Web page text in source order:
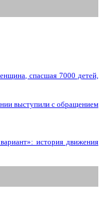
спасшая 7000 детей,
выступили с обращением
история движения